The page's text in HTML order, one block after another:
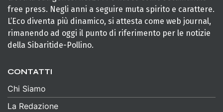
free press. Negli anni a seguire muta spirito e carattere.
L’Eco diventa più dinamico, si attesta come web journal,
rimanendo ad oggi il punto di riferimento per le notizie
della Sibaritide-Pollino.
CONTATTI
Chi Siamo
La Redazione